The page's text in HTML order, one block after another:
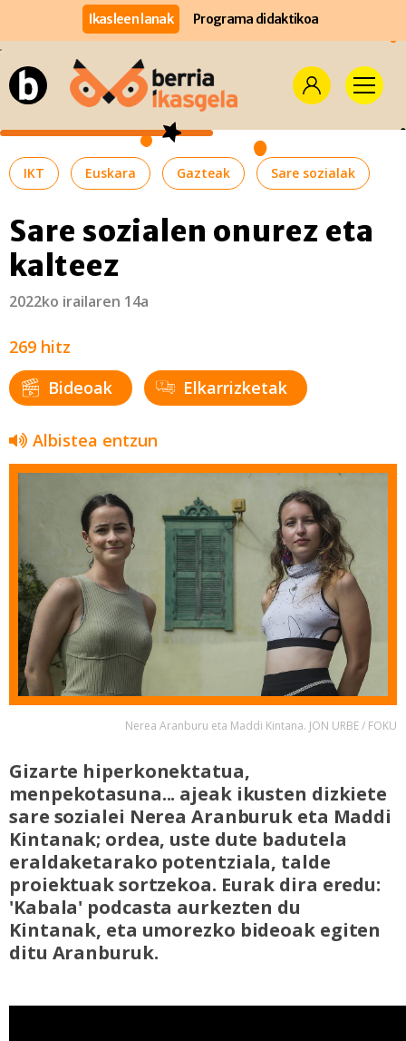
Ikasleen lanak Programa didaktikoa
IKT Euskara Gazteak Sare sozialak
Sare sozialen onurez eta
kalteez
2022ko irailaren 14a
269 hitz
Bideoak
Elkarrizketak
Albistea entzun
Nerea Aranburu eta Maddi Kintana. JON URBE / FOKU
Gizarte hiperkonektatua,
menpekotasuna... ajeak ikusten dizkiete
sare sozialei Nerea Aranburuk eta Maddi
Kintanak; ordea, uste dute badutela
eraldaketarako potentziala, talde
proiektuak sortzekoa. Eurak dira eredu:
'Kabala' podcasta aurkezten du
Kintanak, eta umorezko bideoak egiten
ditu Aranburuk.